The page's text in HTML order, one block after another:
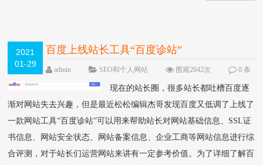
2021
01-29
百度上线站长工具“百度诊站”
admin SEO和个人网站 围观2042次
0 条
现在的站长圈，很多站长都吐槽百度逐
渐对网站失去兴趣，但是最近松松编辑杰哥发现百度又低调了上线了
一款网站工具“百度诊站”可以用来帮助站长对网站基础信息、SSL证
书信息、网站安全状态、网站备案信息、企业工商等网站信息进行综
合评测，对于站长们运营网站来讲有一定参考价值。为了详细了解百